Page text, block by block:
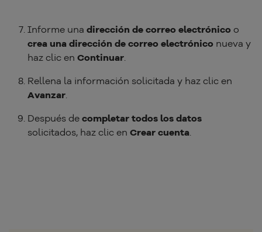
Informe una dirección de correo electrónico o
crea una dirección de correo electrónico nueva y
haz clic en Continuar.
Rellena la información solicitada y haz clic en
Avanzar.
Después de completar todos los datos
solicitados, haz clic en Crear cuenta.